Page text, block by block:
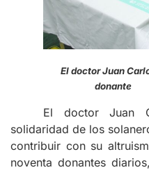
El doctor Juan
donante
El doctor Juan
solidaridad de los
contribuir con su
noventa donantes